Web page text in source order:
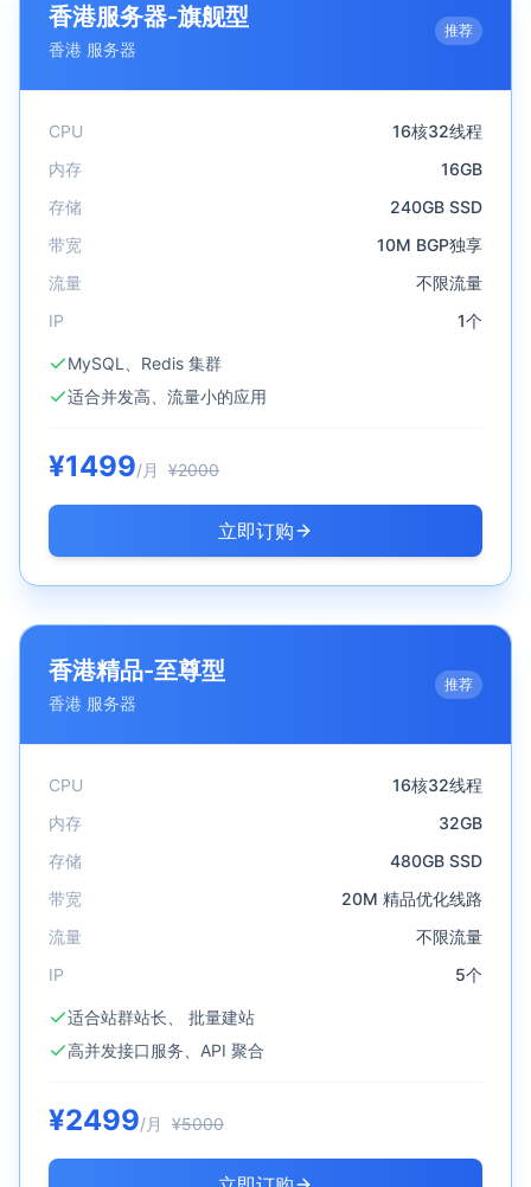
香港服务器-旗舰型
香港 服务器
推荐
CPU
16核32线程
内存
16GB
存储
240GB SSD
带宽
10M BGP独享
流量
不限流量
IP
1个
MySQL、Redis 集群
适合并发高、流量小的应用
¥1499/月 ¥2000
立即订购
香港精品-至尊型
香港 服务器
推荐
CPU
16核32线程
内存
32GB
存储
480GB SSD
带宽
20M 精品优化线路
流量
不限流量
IP
5个
适合站群站长、 批量建站
高并发接口服务、API 聚合
¥2499/月 ¥5000